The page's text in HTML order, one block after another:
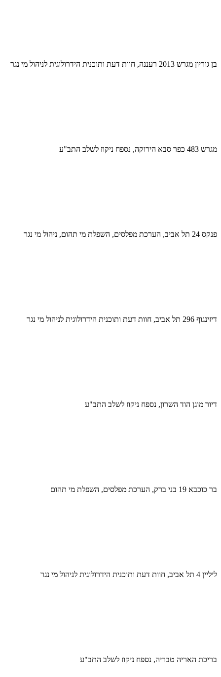
בן גוריון מגרש 2013 רעננה, חוות דעת ותוכנית הידרולוגית לניהול מי נגר
מגרש 483 כפר סבא הירוקה, נספח ניקוז לשלב התב"ע
פנקס 24 תל אביב, הערכת מפלסים, השפלת מי תהום, ניהול מי נגר
דיזינגוף 296 תל אביב, חוות דעת ותוכנית הידרולוגית לניהול מי נגר
דיור מוגן הוד השרון, נספח ניקוז לשלב התב"ע
בר כוכבא 19 בני ברק, הערכת מפלסים, השפלת מי תהום
ליליין 4 תל אביב, חוות דעת ותוכנית הידרולוגית לניהול מי נגר
בריכת האריה טבריה, נספח ניקוז לשלב התב"ע